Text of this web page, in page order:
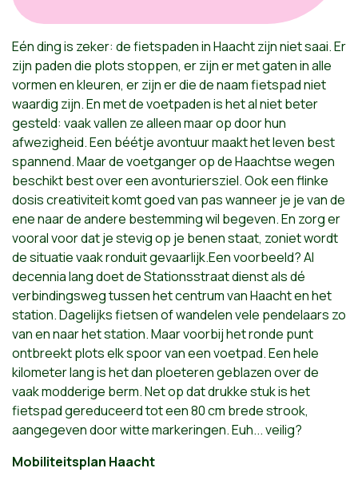
Eén ding is zeker: de fietspaden in Haacht zijn niet saai. Er
zijn paden die plots stoppen, er zijn er met gaten in alle
vormen en kleuren, er zijn er die de naam fietspad niet
waardig zijn. En met de voetpaden is het al niet beter
gesteld: vaak vallen ze alleen maar op door hun
afwezigheid. Een béétje avontuur maakt het leven best
spannend. Maar de voetganger op de Haachtse wegen
beschikt best over een avonturiersziel. Ook een flinke
dosis creativiteit komt goed van pas wanneer je je van de
ene naar de andere bestemming wil begeven. En zorg er
vooral voor dat je stevig op je benen staat, zoniet wordt
de situatie vaak ronduit gevaarlijk.Een voorbeeld? Al
decennia lang doet de Stationsstraat dienst als dé
verbindingsweg tussen het centrum van Haacht en het
station. Dagelijks fietsen of wandelen vele pendelaars zo
van en naar het station. Maar voorbij het ronde punt
ontbreekt plots elk spoor van een voetpad. Een hele
kilometer lang is het dan ploeteren geblazen over de
vaak modderige berm. Net op dat drukke stuk is het
fietspad gereduceerd tot een 80 cm brede strook,
aangegeven door witte markeringen. Euh... veilig?
Mobiliteitsplan Haacht